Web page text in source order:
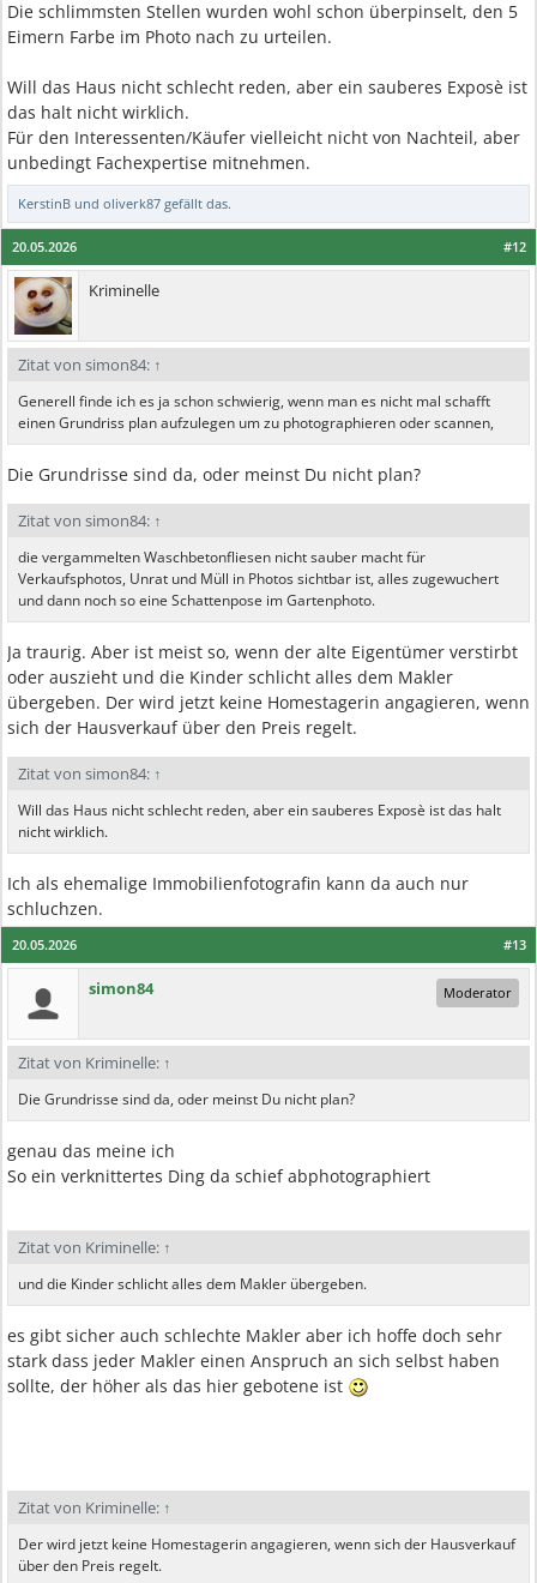
Die schlimmsten Stellen wurden wohl schon überpinselt, den 5
Eimern Farbe im Photo nach zu urteilen.
Will das Haus nicht schlecht reden, aber ein sauberes Exposè ist
das halt nicht wirklich.
Für den Interessenten/Käufer vielleicht nicht von Nachteil, aber
unbedingt Fachexpertise mitnehmen.
KerstinB und oliverk87 gefällt das.
#12
20.05.2026
Kriminelle
Zitat von simon84: ↑
Generell finde ich es ja schon schwierig, wenn man es nicht mal schafft
einen Grundriss plan aufzulegen um zu photographieren oder scannen,
Die Grundrisse sind da, oder meinst Du nicht plan?
Zitat von simon84: ↑
die vergammelten Waschbetonfliesen nicht sauber macht für
Verkaufsphotos, Unrat und Müll in Photos sichtbar ist, alles zugewuchert
und dann noch so eine Schattenpose im Gartenphoto.
Ja traurig. Aber ist meist so, wenn der alte Eigentümer verstirbt
oder auszieht und die Kinder schlicht alles dem Makler
übergeben. Der wird jetzt keine Homestagerin angagieren, wenn
sich der Hausverkauf über den Preis regelt.
Zitat von simon84: ↑
Will das Haus nicht schlecht reden, aber ein sauberes Exposè ist das halt
nicht wirklich.
Ich als ehemalige Immobilienfotografin kann da auch nur
schluchzen.
#13
20.05.2026
simon84 Moderator
Zitat von Kriminelle: ↑
Die Grundrisse sind da, oder meinst Du nicht plan?
genau das meine ich
So ein verknittertes Ding da schief abphotographiert
Zitat von Kriminelle: ↑
und die Kinder schlicht alles dem Makler übergeben.
es gibt sicher auch schlechte Makler aber ich hoffe doch sehr
stark dass jeder Makler einen Anspruch an sich selbst haben
sollte, der höher als das hier gebotene ist
Zitat von Kriminelle: ↑
Der wird jetzt keine Homestagerin angagieren, wenn sich der Hausverkauf
über den Preis regelt.